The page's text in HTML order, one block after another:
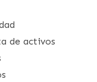
de activos